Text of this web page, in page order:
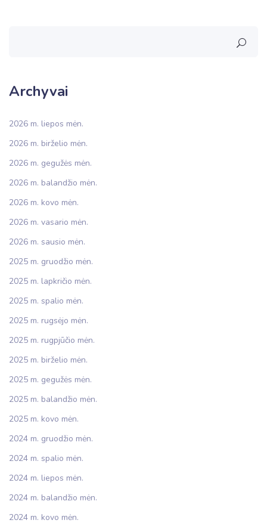
Archyvai
2026 m. liepos mėn.
2026 m. birželio mėn.
2026 m. gegužės mėn.
2026 m. balandžio mėn.
2026 m. kovo mėn.
2026 m. vasario mėn.
2026 m. sausio mėn.
2025 m. gruodžio mėn.
2025 m. lapkričio mėn.
2025 m. spalio mėn.
2025 m. rugsėjo mėn.
2025 m. rugpjūčio mėn.
2025 m. birželio mėn.
2025 m. gegužės mėn.
2025 m. balandžio mėn.
2025 m. kovo mėn.
2024 m. gruodžio mėn.
2024 m. spalio mėn.
2024 m. liepos mėn.
2024 m. balandžio mėn.
2024 m. kovo mėn.